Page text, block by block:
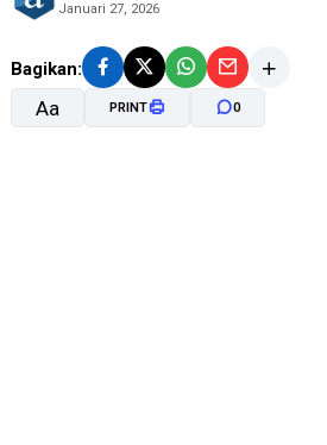
Januari 27, 2026
Bagikan:
Aa PRINT 0